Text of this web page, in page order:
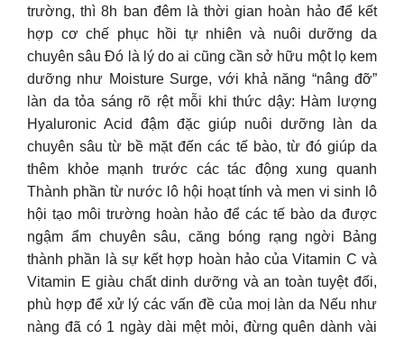
trường, thì 8h ban đêm là thời gian hoàn hảo để kết
hợp cơ chế phục hồi tự nhiên và nuôi dưỡng da
chuyên sâu Đó là lý do ai cũng cần sở hữu một lọ kem
dưỡng như Moisture Surge, với khả năng “nâng đỡ”
làn da tỏa sáng rõ rệt mỗi khi thức dậy: Hàm lượng
Hyaluronic Acid đậm đặc giúp nuôi dưỡng làn da
chuyên sâu từ bề mặt đến các tế bào, từ đó giúp da
thêm khỏe mạnh trước các tác động xung quanh
Thành phần từ nước lô hội hoạt tính và men vi sinh lô
hội tạo môi trường hoàn hảo để các tế bào da được
ngậm ẩm chuyên sâu, căng bóng rạng ngời Bảng
thành phần là sự kết hợp hoàn hảo của Vitamin C và
Vitamin E giàu chất dinh dưỡng và an toàn tuyệt đối,
phù hợp để xử lý các vấn đề của moị làn da Nếu như
nàng đã có 1 ngày dài mệt mỏi, đừng quên dành vài